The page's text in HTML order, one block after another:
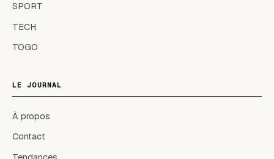
SPORT
TECH
TOGO
LE JOURNAL
À propos
Contact